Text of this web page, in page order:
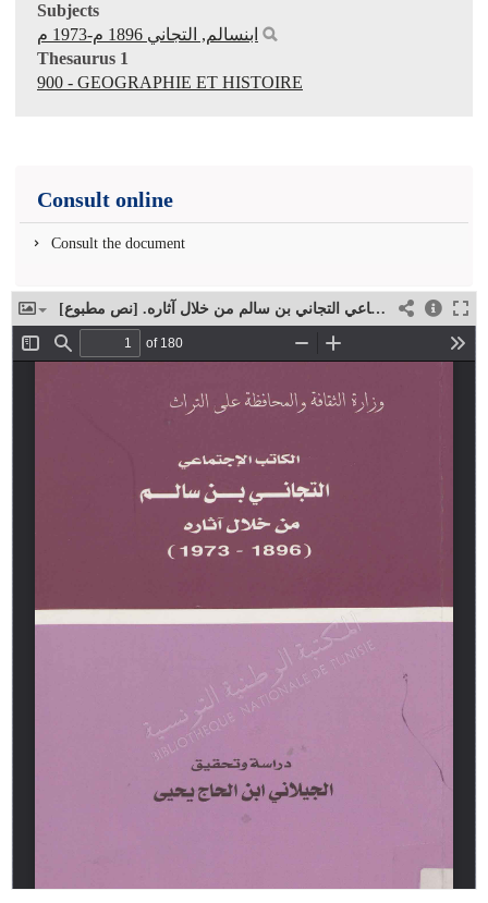
Subjects
ابنسالم, التجاني 1896 م-1973 م
Thesaurus 1
900 - GEOGRAPHIE ET HISTOIRE
Consult online
Consult the document
الكاتب الاجتماعي التجاني بن سالم من خلال آثاره. [نص مطبوع]